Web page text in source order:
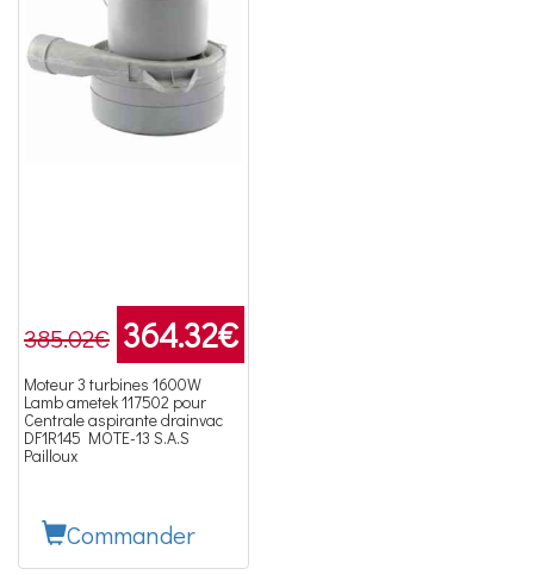
385.02€ 364.32€
Moteur 3 turbines 1600W
Lamb ametek 117502 pour
Centrale aspirante drainvac
DF1R145 MOTE-13 S.A.S
Pailloux
Commander